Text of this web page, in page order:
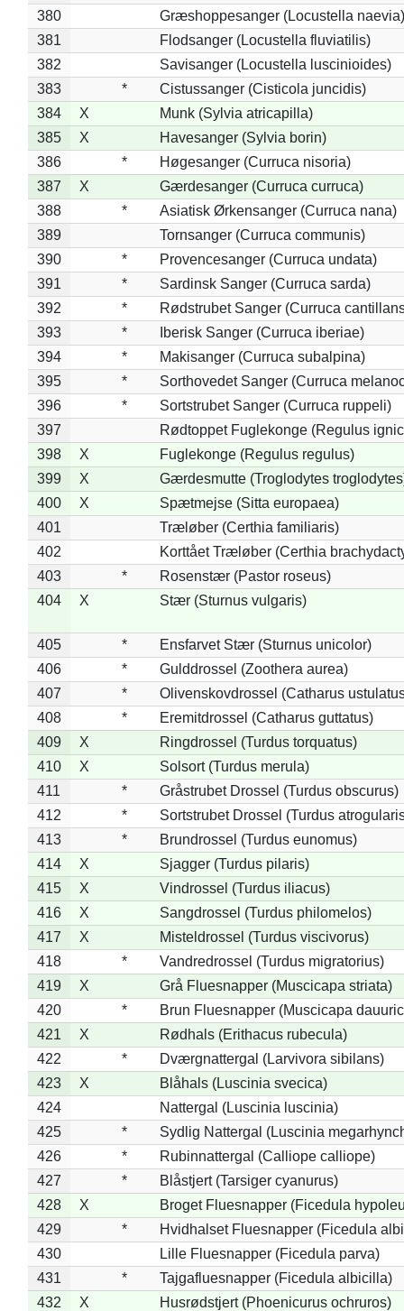
380
Græshoppesanger (Locustella naevia)
381
Flodsanger (Locustella fluviatilis)
382
Savisanger (Locustella luscinioides)
383
*
Cistussanger (Cisticola juncidis)
384
X
Munk (Sylvia atricapilla)
385
X
Havesanger (Sylvia borin)
386
*
Høgesanger (Curruca nisoria)
387
X
Gærdesanger (Curruca curruca)
388
*
Asiatisk Ørkensanger (Curruca nana)
389
Tornsanger (Curruca communis)
390
*
Provencesanger (Curruca undata)
391
*
Sardinsk Sanger (Curruca sarda)
392
*
Rødstrubet Sanger (Curruca
393
*
Iberisk Sanger (Curruca iberiae)
394
*
Makisanger (Curruca subalpina)
395
*
Sorthovedet Sanger (Curruca
396
*
Sortstrubet Sanger (Curruca ruppeli)
397
Rødtoppet Fuglekonge (Regulus
398
X
Fuglekonge (Regulus regulus)
399
X
Gærdesmutte (Troglodytes
400
X
Spætmejse (Sitta europaea)
401
Træløber (Certhia familiaris)
402
Korttået Træløber (Certhia
403
*
Rosenstær (Pastor roseus)
404
X Stær (Sturnus vulgaris)
405 *
Ensfarvet Stær (Sturnus unicolor)
406
*
Gulddrossel (Zoothera aurea)
407
*
Olivenskovdrossel (Catharus
408
*
Eremitdrossel (Catharus guttatus)
409
X
Ringdrossel (Turdus torquatus)
410
X
Solsort (Turdus merula)
411
*
Gråstrubet Drossel (Turdus obscurus)
412
*
Sortstrubet Drossel (Turdus
413
*
Brundrossel (Turdus eunomus)
414
X
Sjagger (Turdus pilaris)
415
X
Vindrossel (Turdus iliacus)
416
X
Sangdrossel (Turdus philomelos)
417
X
Misteldrossel (Turdus viscivorus)
418
*
Vandredrossel (Turdus migratorius)
419
X
Grå Fluesnapper (Muscicapa striata)
420
*
Brun Fluesnapper (Muscicapa
421
X
Rødhals (Erithacus rubecula)
422
*
Dværgnattergal (Larvivora sibilans)
423
X
Blåhals (Luscinia svecica)
424
Nattergal (Luscinia luscinia)
425
*
Sydlig Nattergal (Luscinia
426
*
Rubinnattergal (Calliope calliope)
427
*
Blåstjert (Tarsiger cyanurus)
428
X
Broget Fluesnapper (Ficedula
429
*
Hvidhalset Fluesnapper (Ficedula
430
Lille Fluesnapper (Ficedula parva)
431
*
Tajgafluesnapper (Ficedula albicilla)
432
X
Husrødstjert (Phoenicurus ochruros)